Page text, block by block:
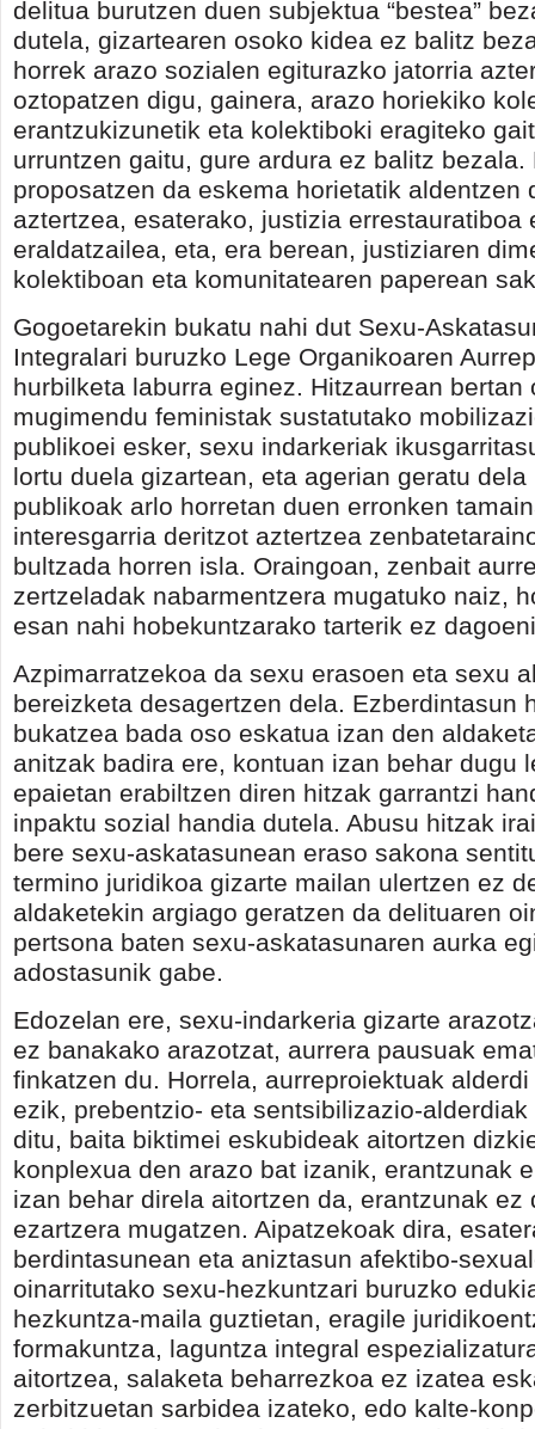
delitua burutzen duen subjektua “bestea”
dutela, gizartearen osoko kidea ez balitz
horrek arazo sozialen egiturazko jatorria
oztopatzen digu, gainera, arazo horiekiko
erantzukizunetik eta kolektiboki eragiteko
urruntzen gaitu, gure ardura ez balitz bezala.
proposatzen da eskema horietatik aldentzen
aztertzea, esaterako, justizia errestauratiboa
eraldatzailea, eta, era berean, justiziaren
kolektiboan eta komunitatearen paperean
Gogoetarekin bukatu nahi dut Sexu-
Integralari buruzko Lege Organikoaren
hurbilketa laburra eginez. Hitzaurrean bertan
mugimendu feministak sustatutako
publikoei esker, sexu indarkeriak
lortu duela gizartean, eta agerian geratu dela
publikoak arlo horretan duen erronken
interesgarria deritzot aztertzea
bultzada horren isla. Oraingoan, zenbait
zertzeladak nabarmentzera mugatuko naiz,
esan nahi hobekuntzarako tarterik ez
Azpimarratzekoa da sexu erasoen eta sexu
bereizketa desagertzen dela. Ezberdintasun
bukatzea bada oso eskatua izan den
anitzak badira ere, kontuan izan behar dugu
epaietan erabiltzen diren hitzak garrantzi
inpaktu sozial handia dutela. Abusu hitzak
bere sexu-askatasunean eraso sakona
termino juridikoa gizarte mailan ulertzen ez
aldaketekin argiago geratzen da delituaren
pertsona baten sexu-askatasunaren aurka
adostasunik gabe.
Edozelan ere, sexu-indarkeria gizarte
ez banakako arazotzat, aurrera pausuak
finkatzen du. Horrela, aurreproiektuak
ezik, prebentzio- eta sentsibilizazio-
ditu, baita biktimei eskubideak aitortzen
konplexua den arazo bat izanik, erantzunak
izan behar direla aitortzen da, erantzunak ez
ezartzera mugatzen. Aipatzekoak dira,
berdintasunean eta aniztasun afektibo-
oinarritutako sexu-hezkuntzari buruzko
hezkuntza-maila guztietan, eragile
formakuntza, laguntza integral
aitortzea, salaketa beharrezkoa ez izatea
zerbitzuetan sarbidea izateko, edo kalte-